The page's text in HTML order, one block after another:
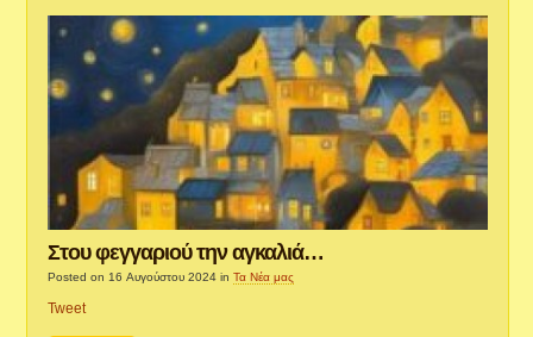
Στου φεγγαριού την αγκαλιά…
Posted on 16 Αυγούστου 2024 in Τα Νέα μας
Tweet